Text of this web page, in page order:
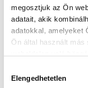
megosztjuk az Ön
adatait, akik
adatokkal, amelyeket
Ön által használt más
kiválasztása
Elengedhetetlen